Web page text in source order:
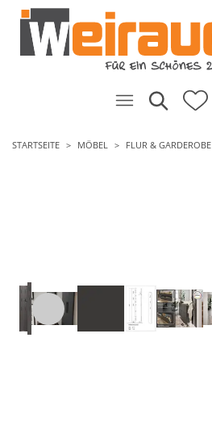
STARTSEITE MÖBEL FLUR & GARDEROBE